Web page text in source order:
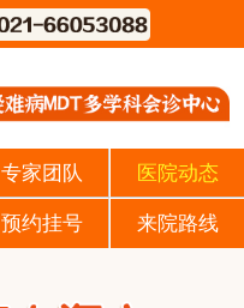
专家团队 医院动态
预约挂号 来院路线